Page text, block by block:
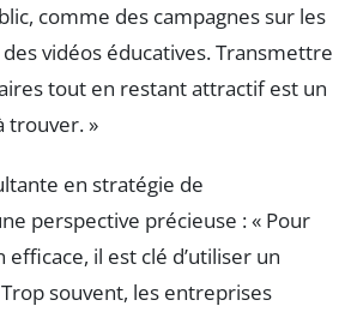
comme des campagnes sur les
vidéos éducatives. Transmettre
tout en restant attractif est un
trouver. »
en stratégie de
perspective précieuse : « Pour
il est clé d’utiliser un
souvent, les entreprises